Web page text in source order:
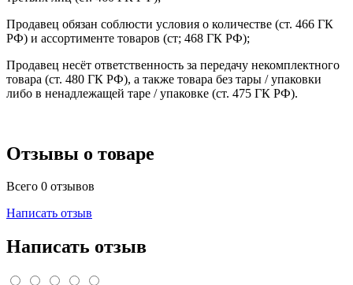
Продавец обязан соблюсти условия о количестве (ст. 466 ГК
РФ) и ассортименте товаров (ст; 468 ГК РФ);
Продавец несёт ответственность за передачу некомплектного
товара (ст. 480 ГК РФ), а также товара без тары / упаковки
либо в ненадлежащей таре / упаковке (ст. 475 ГК РФ).
Отзывы о товаре
Всего 0 отзывов
Написать отзыв
Написать отзыв